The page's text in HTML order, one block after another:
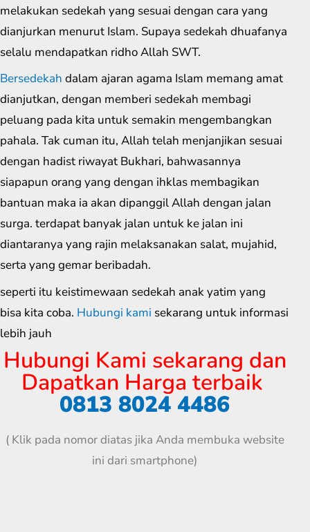
melakukan sedekah yang sesuai dengan cara yang
dianjurkan menurut Islam. Supaya sedekah dhuafanya
selalu mendapatkan ridho Allah SWT.
Bersedekah dalam ajaran agama Islam memang amat
dianjutkan, dengan memberi sedekah membagi
peluang pada kita untuk semakin mengembangkan
pahala. Tak cuman itu, Allah telah menjanjikan sesuai
dengan hadist riwayat Bukhari, bahwasannya
siapapun orang yang dengan ihklas membagikan
bantuan maka ia akan dipanggil Allah dengan jalan
surga. terdapat banyak jalan untuk ke jalan ini
diantaranya yang rajin melaksanakan salat, mujahid,
serta yang gemar beribadah.
seperti itu keistimewaan sedekah anak yatim yang
bisa kita coba. Hubungi kami sekarang untuk informasi
lebih jauh
Hubungi Kami sekarang dan
Dapatkan Harga terbaik
0813 8024 4486
( Klik pada nomor diatas jika Anda membuka website
ini dari smartphone)